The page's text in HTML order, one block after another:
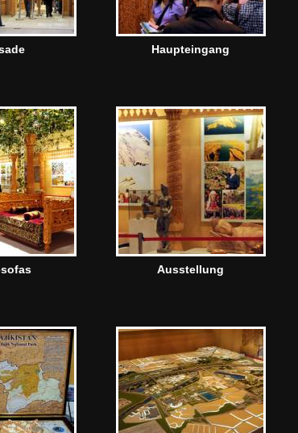
Haupteingang
Ausstellung